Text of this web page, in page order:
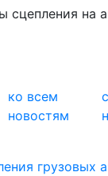
сцепления на
ко всем
новостям
грузовых